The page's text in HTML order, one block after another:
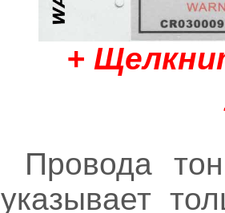
+
Провода
указывает